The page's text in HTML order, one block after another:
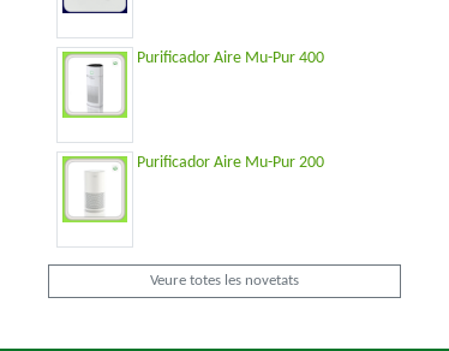
Purificador Aire Mu-Pur 400
Purificador Aire Mu-Pur 200
Veure totes les novetats